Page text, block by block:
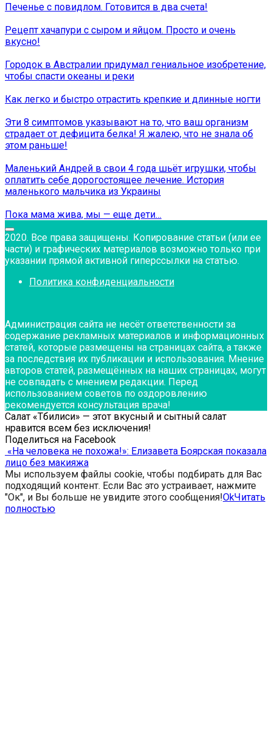
Печенье с повидлом. Готовится в два счета!
Рецепт хачапури с сыром и яйцом. Просто и очень
вкусно!
Городок в Австралии придумал гениальное изобретение,
чтобы спасти океаны и реки
Как легко и быстро отрастить крепкие и длинные ногти
Эти 8 симптомов указывают на то, что ваш организм
страдает от дефицита белка! Я жалею, что не знала об
этом раньше!
Маленький Андрей в свои 4 года шьёт игрушки, чтобы
оплатить себе дорогостоящее лечение. История
маленького мальчика из Украины
Пока мама живa, мы — еще дети…
2020. Все права защищены. Копирование статьи (или ее
части) и графических материалов возможно только при
указании прямой активной гиперссылки на статью.
Политика конфиденциальности
Администрация сайта не несёт ответственности за
содержание рекламных материалов и информационных
статей, которые размещены на страницах сайта, а также
за последствия их публикации и использования. Мнение
авторов статей, размещённых на наших страницах, могут
не совпадать с мнением редакции. Перед
использованием советов по оздоровлению
рекомендуется консультация врача!
Салат «Тбилиси» — этот вкусный и сытный салат
нравится всем без исключения!
Поделиться на Facebook
«На человека не похожа!»: Елизавета Боярская показала
лицо без макияжа
Мы используем файлы cookie, чтобы подбирать для Вас
подходящий контент. Если Вас это устраивает, нажмите
"Ок", и Вы больше не увидите этого сообщения!OkЧитать
полностью